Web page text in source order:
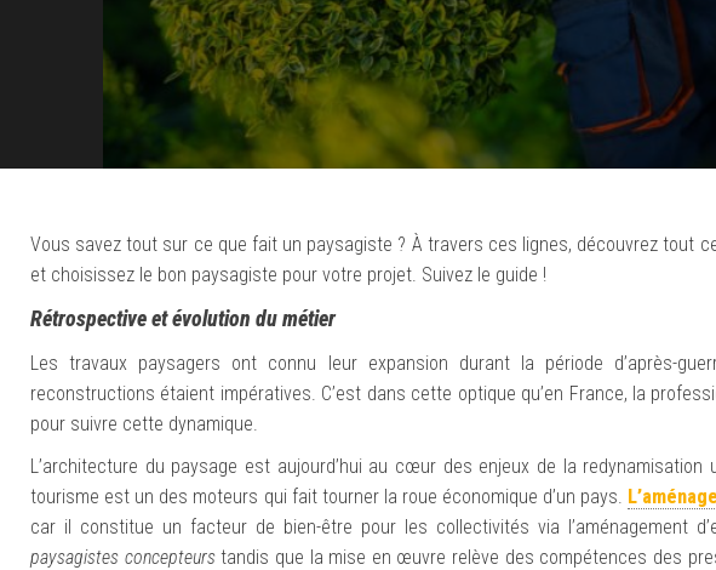
Vous savez tout sur ce que fait un paysagiste ? À travers ces lignes, découvrez tout
et choisissez le bon paysagiste pour votre projet. Suivez le guide !
Rétrospective et évolution du métier
Les travaux paysagers ont connu leur expansion durant la période d’après-
reconstructions étaient impératives. C’est dans cette optique qu’en France, la
pour suivre cette dynamique.
L’architecture du paysage est aujourd’hui au cœur des enjeux de la
tourisme est un des moteurs qui fait tourner la roue économique d’un pays.
car il constitue un facteur de bien-être pour les collectivités via l’aménagement
paysagistes concepteurs tandis que la mise en œuvre relève des compétences des